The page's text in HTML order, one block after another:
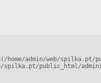
home/admin/web/
spilka.pt/public_html/